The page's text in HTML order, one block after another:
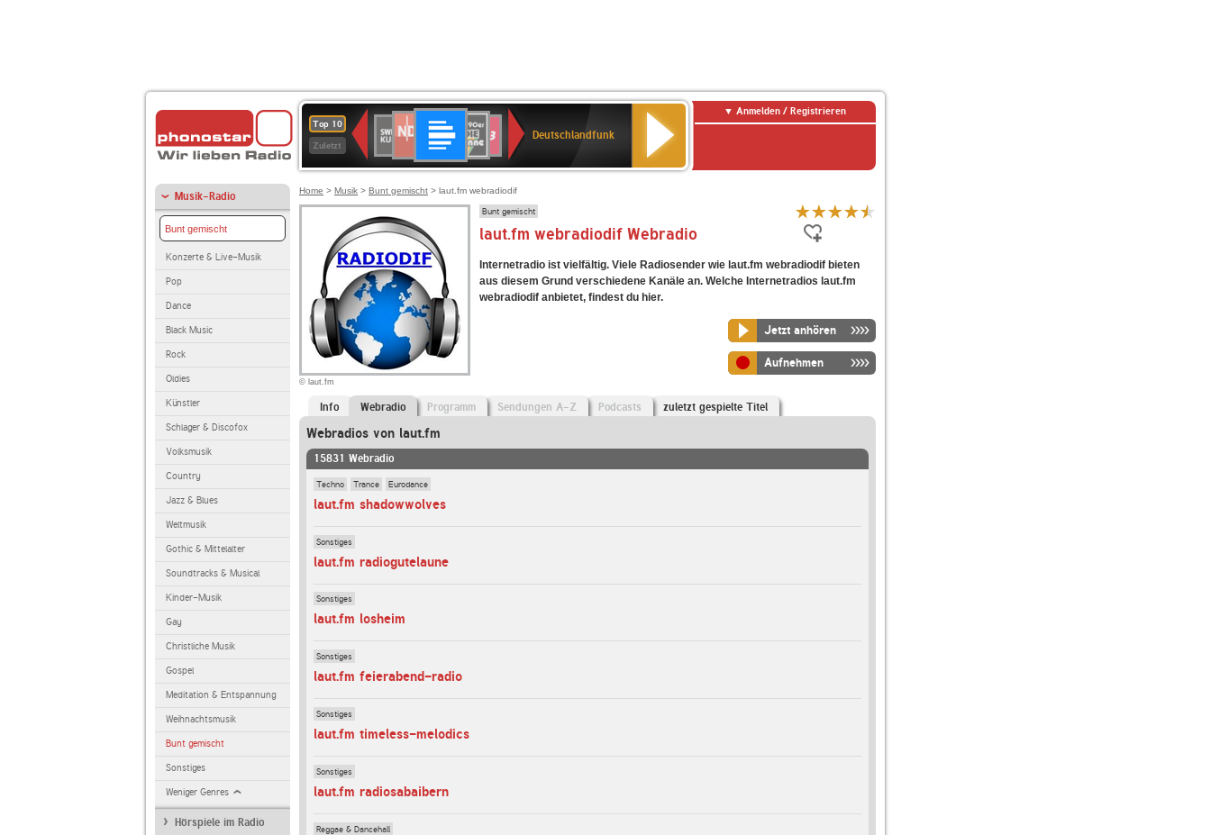
Top 10
Zuletzt
Deutschlandfunk
80er
90er
OLDIE
ANTENNE
SWR3
SWR
Kultur
2
Deutschlandfunk
Anmelden / Registrieren
Musik-Radio
Bunt gemischt
Konzerte & Live-Musik
Pop
Dance
Black Music
Rock
Oldies
Künstler
Schlager & Discofox
Volksmusik
Country
Jazz & Blues
Weltmusik
Gothic & Mittelalter
Soundtracks & Musical
Kinder-Musik
Gay
Christliche Musik
Gospel
Meditation & Entspannung
Weihnachtsmusik
Bunt gemischt
Sonstiges
Weniger Genres
Hörspiele im Radio
Home > Musik > Bunt gemischt > laut.fm webradiodif
© laut.fm
Bunt gemischt
laut.fm webradiodif Webradio
Internetradio ist vielfältig. Viele Radiosender wie laut.fm webradiodif bieten
aus diesem Grund verschiedene Kanäle an. Welche Internetradios laut.fm
webradiodif anbietet, findest du hier.
Jetzt anhören
Aufnehmen
Info Webradio Programm Sendungen A-Z Podcasts zuletzt gespielte Titel
Webradios von laut.fm
15831 Webradio
Techno Trance Eurodance
laut.fm shadowwolves
Sonstiges
laut.fm radiogutelaune
Sonstiges
laut.fm losheim
Sonstiges
laut.fm feierabend-radio
Sonstiges
laut.fm timeless-melodics
Sonstiges
laut.fm radiosabaibern
Reggae & Dancehall